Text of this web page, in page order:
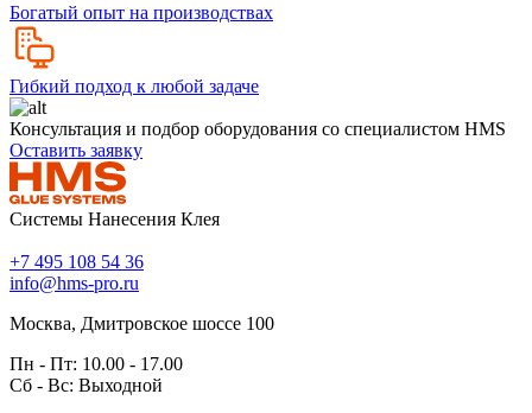
Богатый опыт на производствах
Гибкий подход к любой задаче
Консультация и подбор оборудования со специалистом HMS
Оставить заявку
Системы Нанесения Клея
+7 495 108 54 36
info@hms-pro.ru
Москва, Дмитровское шоссе 100
Пн - Пт: 10.00 - 17.00
Сб - Вс: Выходной